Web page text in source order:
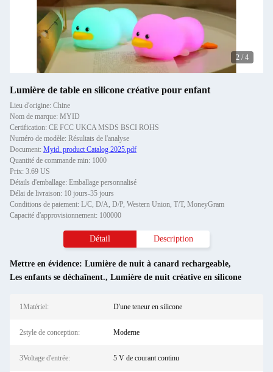
2 / 4
Lumière de table en silicone créative pour enfant
Lieu d'origine: Chine
Nom de marque: MYID
Certification: CE FCC UKCA MSDS BSCI ROHS
Numéro de modèle: Résultats de l'analyse
Document: Myid. product Catalog 2025.pdf
Quantité de commande min: 1000
Prix: 3.69 US
Détails d'emballage: Emballage personnalisé
Délai de livraison: 10 jours-35 jours
Conditions de paiement: L/C, D/A, D/P, Western Union, T/T, MoneyGram
Capacité d'approvisionnement: 100000
Détail Description
Mettre en évidence: Lumière de nuit à canard rechargeable,
Les enfants se déchaînent., Lumière de nuit créative en silicone
1Matériel: D'une teneur en silicone
2style de conception: Moderne
3Voltage d'entrée: 5 V de courant continu